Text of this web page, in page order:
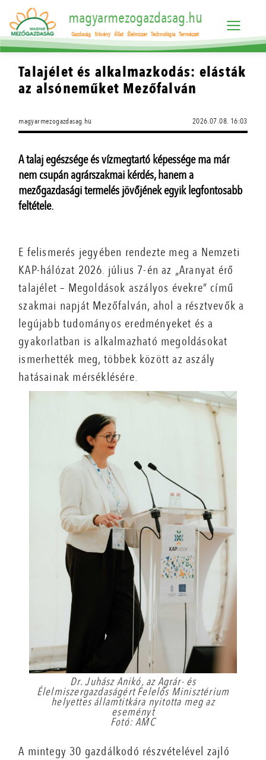
magyarmezogazdasag.hu
Gazdaság Növény Állat Élelmiszer Technológia Természet
Talajélet és alkalmazkodás: elásták
az alsóneműket Mezőfalván
magyarmezogazdasag.hu 2026.07.08. 16:03
A talaj egészsége és vízmegtartó képessége ma már
nem csupán agrárszakmai kérdés, hanem a
mezőgazdasági termelés jövőjének egyik legfontosabb
feltétele.
E felismerés jegyében rendezte meg a Nemzeti
KAP-hálózat 2026. július 7-én az „Aranyat érő
talajélet – Megoldások aszályos évekre” című
szakmai napját Mezőfalván, ahol a résztvevők a
legújabb tudományos eredményeket és a
gyakorlatban is alkalmazható megoldásokat
ismerhették meg, többek között az aszály
hatásainak mérséklésére.
Dr. Juhász Anikó, az Agrár- és
Élelmiszergazdaságért Felelős Minisztérium
helyettes államtitkára nyitotta meg az
eseményt
Fotó: AMC
A mintegy 30 gazdálkodó részvételével zajló